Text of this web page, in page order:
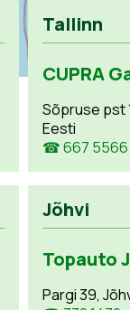
Tallinn
CUPRA
Sõpruse pst
Eesti
☎ 667 5566
Jõhvi
Topauto
Pargi 39,